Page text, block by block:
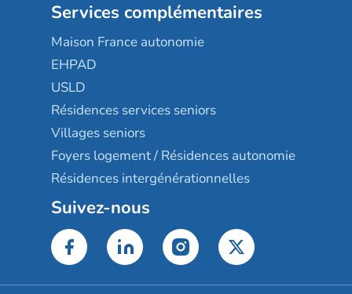
Services complémentaires
Maison France autonomie
EHPAD
USLD
Résidences services seniors
Villages seniors
Foyers logement / Résidences autonomie
Résidences intergénérationnelles
Suivez-nous